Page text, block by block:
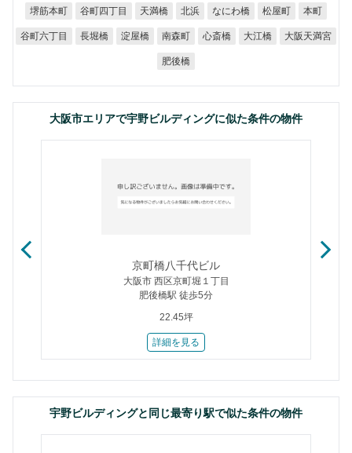
堺筋本町 谷町四丁目 天満橋 北浜 なにわ橋 松屋町 本町
谷町六丁目 長堀橋 淀屋橋 南森町 心斎橋 大江橋 大阪天満宮
肥後橋
大阪市エリアで宇野ビルディングに似た条件の物件
京町橋八千代ビル
大阪市 西区京町堀１丁目
肥後橋駅 徒歩5分
22.45坪
詳細を見る
宇野ビルディングと同じ最寄り駅で似た条件の物件